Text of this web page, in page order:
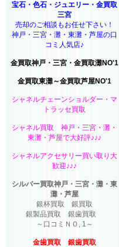
宝石・色石・ジュエリー・金買取
三宮
売却のご相談もお任せ下さい！
神戸・三宮・灘・東灘・芦屋の口
コミ人気店♪
金買取神戸・三宮・金買取灘NO'1
金買取東灘～金買取芦屋NO'1
シャネルチェーンショルダー・マ
トラッセ買取
シャネル買取 神戸・三宮・灘・
東灘・芦屋で大好評♪♪♪
シャネルアクセサリー買い取り大
歓迎♪♪♪
シルバー買取神戸・三宮・灘・東
灘・芦屋
銀杯買取 銀買取
銀製品買取 銀歯買取
～口コミＮＯ, 1～
金歯買取 銀歯買取